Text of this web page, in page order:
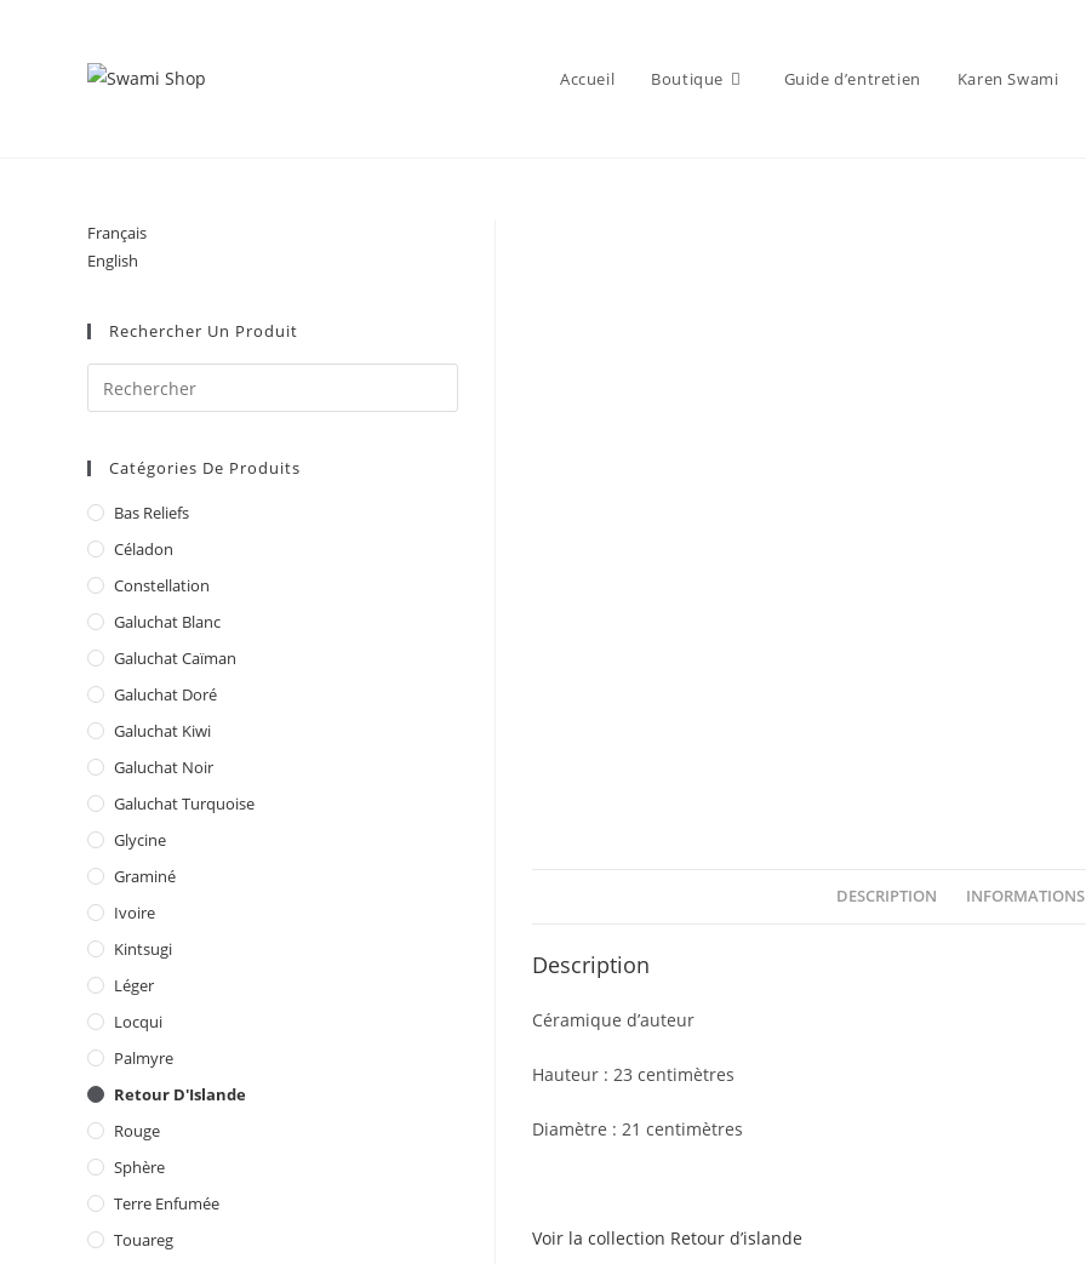
Accueil Boutique Guide d’entretien Karen Swami
DESCRIPTION
Description
Céramique d’auteur
Hauteur : 23 centimètres
Diamètre : 21 centimètres
Voir la collection Retour d’islande
Français
English
Rechercher Un Produit
Catégories De Produits
Bas Reliefs
Céladon
Constellation
Galuchat Blanc
Galuchat Caïman
Galuchat Doré
Galuchat Kiwi
Galuchat Noir
Galuchat Turquoise
Glycine
Graminé
Ivoire
Kintsugi
Léger
Locqui
Palmyre
Retour D'Islande
Rouge
Sphère
Terre Enfumée
Touareg